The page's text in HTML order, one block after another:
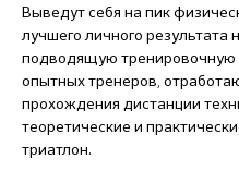
Выведут себя на пик
лучшего личного результата
подводящую тренировочную
опытных тренеров,
прохождения дистанции
теоретические и
триатлон.